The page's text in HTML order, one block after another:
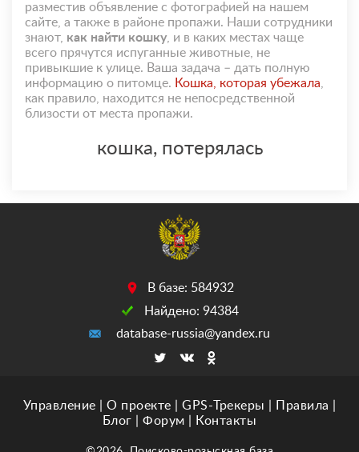
разместив объявление с фотографией на нашем
сайте, а также в районе пропажи. Наши сотрудники
знают, как найти кошку, и в каких местах чаще
всего прячутся испуганные животные, не
привыкшие к улице. Ваша задача – дать полную
информацию о питомце. Кошка, которая убежала
как правило, находится не непосредственной
близости от места пропажи.
кошка, потерялась
В базе: 584932
Найдено: 94384
database-russia@yandex.ru
Управление О проекте GPS-Трекеры Правила
Блог
Форум Контакты